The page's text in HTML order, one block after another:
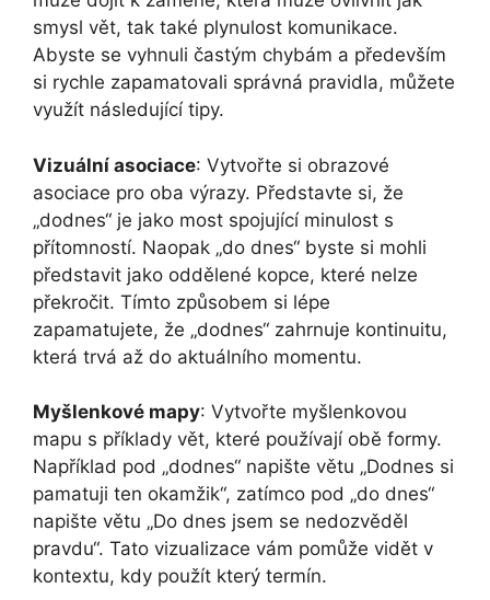
smysl vět, tak také plynulost komunikace.
Abyste se vyhnuli častým chybám a především
si rychle zapamatovali správná pravidla, můžete
využít následující tipy.
Vizuální asociace: Vytvořte si obrazové
asociace pro oba výrazy. Představte si, že
„dodnes“ je jako most spojující minulost s
přítomností. Naopak „do dnes“ byste si mohli
představit jako oddělené kopce, které nelze
překročit. Tímto způsobem si lépe
zapamatujete, že „dodnes“ zahrnuje kontinuitu,
která trvá až do aktuálního momentu.
Myšlenkové mapy: Vytvořte myšlenkovou
mapu s příklady vět, které používají obě formy.
Například pod „dodnes“ napište větu „Dodnes si
pamatuji ten okamžik“, zatímco pod „do dnes“
napište větu „Do dnes jsem se nedozvěděl
pravdu“. Tato vizualizace vám pomůže vidět v
kontextu, kdy použít který termín.